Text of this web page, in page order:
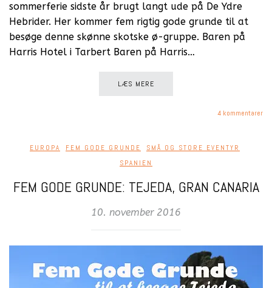
sommerferie sidste år brugt langt ude på De Ydre
Hebrider. Her kommer fem rigtig gode grunde til at
besøge denne skønne skotske ø-gruppe. Baren på
Harris Hotel i Tarbert Baren på Harris…
LÆS MERE
4 kommentarer
EUROPA FEM GODE GRUNDE SMÅ OG STORE EVENTYR
SPANIEN
FEM GODE GRUNDE: TEJEDA, GRAN CANARIA
10. november 2016